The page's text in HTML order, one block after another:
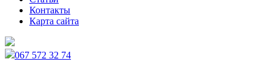
Контакты
Карта сайта
067 572 32 74